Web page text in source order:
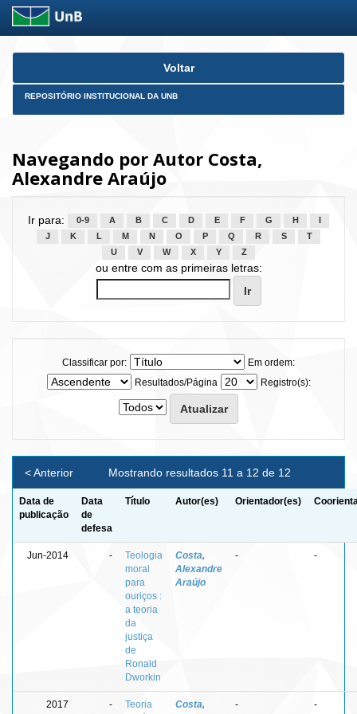
Skip
Voltar
REPOSITÓRIO INSTITUCIONAL DA UNB
Navegando por Autor Costa,
Alexandre Araújo
Ir para: 0-9 A B C D E F G H
J
K L M N O P Q R S
T
U
V W X Y Z
ou entre com as primeiras letras:
Classificar por:
Em ordem:
Resultados/Página
Registro(s):
Mostrando resultados 11 a 12 de 12
< Anterior
Data de
publicação
Data
de
defesa
Título Autor(es) Orientador(es)
Jun-2014 -
Teologia
moral
para
ouriços :
a teoria
da
justiça
de
Ronald
Dworkin
Costa,
Alexandre
Araújo
- -
2017 -
Teoria
Costa,
- -